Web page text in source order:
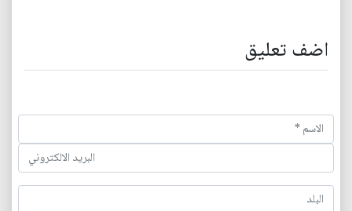
اضف تعليق